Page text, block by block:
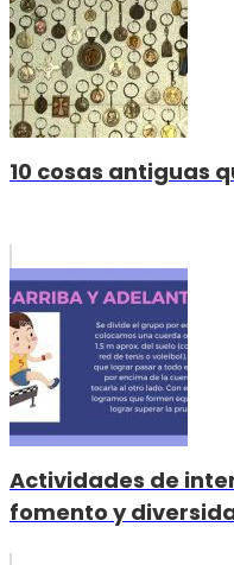
10 cosas antiguas
Actividades de
fomento y